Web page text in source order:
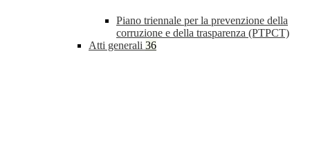
Piano triennale per la prevenzione della
corruzione e della trasparenza (PTPCT)
Atti generali 36